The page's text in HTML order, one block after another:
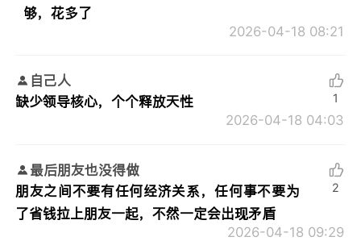
够，花多了
2026-04-18 08:21
自己人
缺少领导核心，个个释放天性
2026-04-18 04:03
1
最后朋友也没得做
朋友之间不要有任何经济关系，任何事不要为
了省钱拉上朋友一起，不然一定会出现矛盾
2026-04-18 09:29
2